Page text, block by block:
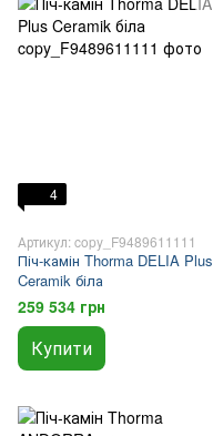
4
Артикул: copy_F9489611111
Піч-камін Thorma DELIA Plus
Ceramik біла
259 534 грн
Купити